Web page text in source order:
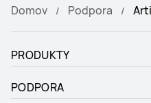
Domov Podpora
PRODUKTY
PODPORA